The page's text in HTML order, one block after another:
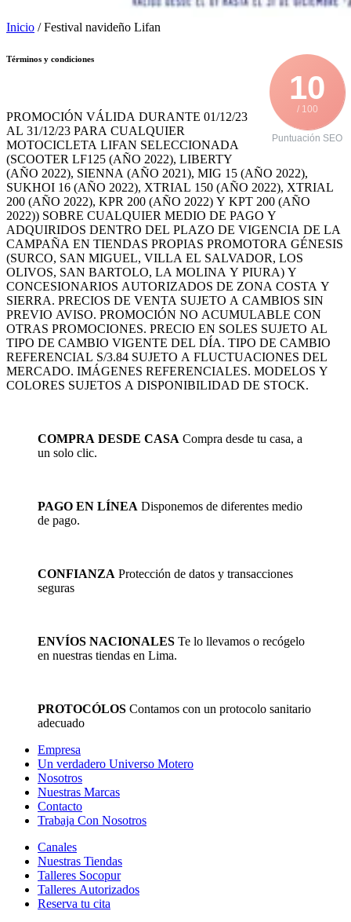
Inicio / Festival navideño Lifan
10
/ 100
Puntuación SEO
Términos y condiciones
PROMOCIÓN VÁLIDA DURANTE 01/12/23
AL 31/12/23 PARA CUALQUIER
MOTOCICLETA LIFAN SELECCIONADA
(SCOOTER LF125 (AÑO 2022), LIBERTY
(AÑO 2022), SIENNA (AÑO 2021), MIG 15 (AÑO 2022),
SUKHOI 16 (AÑO 2022), XTRIAL 150 (AÑO 2022), XTRIAL
200 (AÑO 2022), KPR 200 (AÑO 2022) Y KPT 200 (AÑO
2022)) SOBRE CUALQUIER MEDIO DE PAGO Y
ADQUIRIDOS DENTRO DEL PLAZO DE VIGENCIA DE LA
CAMPAÑA EN TIENDAS PROPIAS PROMOTORA GÉNESIS
(SURCO, SAN MIGUEL, VILLA EL SALVADOR, LOS
OLIVOS, SAN BARTOLO, LA MOLINA Y PIURA) Y
CONCESIONARIOS AUTORIZADOS DE ZONA COSTA Y
SIERRA. PRECIOS DE VENTA SUJETO A CAMBIOS SIN
PREVIO AVISO. PROMOCIÓN NO ACUMULABLE CON
OTRAS PROMOCIONES. PRECIO EN SOLES SUJETO AL
TIPO DE CAMBIO VIGENTE DEL DÍA. TIPO DE CAMBIO
REFERENCIAL S/3.84 SUJETO A FLUCTUACIONES DEL
MERCADO. IMÁGENES REFERENCIALES. MODELOS Y
COLORES SUJETOS A DISPONIBILIDAD DE STOCK.
COMPRA DESDE CASA Compra desde tu casa, a
un solo clic.
PAGO EN LÍNEA Disponemos de diferentes medio
de pago.
CONFIANZA Protección de datos y transacciones
seguras
ENVÍOS NACIONALES Te lo llevamos o recógelo
en nuestras tiendas en Lima.
PROTOCÓLOS Contamos con un protocolo sanitario
adecuado
Empresa
Un verdadero Universo Motero
Nosotros
Nuestras Marcas
Contacto
Trabaja Con Nosotros
Canales
Nuestras Tiendas
Talleres Socopur
Talleres Autorizados
Reserva tu cita